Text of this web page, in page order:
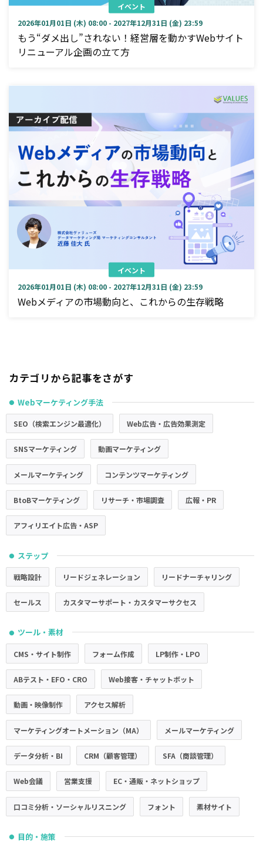
イベント
2026年01月01日 (木) 08:00 - 2027年12月31日 (金) 23:59
もう“ダメ出し”されない！経営層を動かすWebサイト
リニューアル企画の立て方
イベント
2026年01月01日 (木) 08:00 - 2027年12月31日 (金) 23:59
Webメディアの市場動向と、これからの生存戦略
カテゴリから記事をさがす
● Webマーケティング手法
SEO（検索エンジン最適化） Web広告・広告効果測定
SNSマーケティング 動画マーケティング
メールマーケティング コンテンツマーケティング
BtoBマーケティング リサーチ・市場調査 広報・PR
アフィリエイト広告・ASP
● ステップ
戦略設計 リードジェネレーション リードナーチャリング
セールス カスタマーサポート・カスタマーサクセス
● ツール・素材
CMS・サイト制作 フォーム作成 LP制作・LPO
ABテスト・EFO・CRO Web接客・チャットボット
動画・映像制作 アクセス解析
マーケティングオートメーション（MA） メールマーケティング
データ分析・BI CRM（顧客管理） SFA（商談管理）
Web会議 営業支援 EC・通販・ネットショップ
口コミ分析・ソーシャルリスニング フォント 素材サイト
● 目的・施策